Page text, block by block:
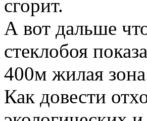
сгорит.
А вот дальше
стеклобоя
400м жилая
Как довести